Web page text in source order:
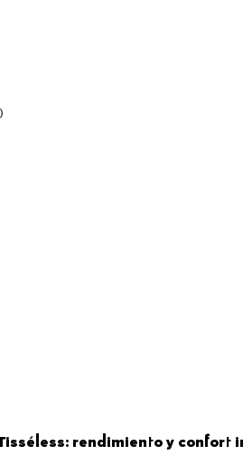
rendimiento y confort